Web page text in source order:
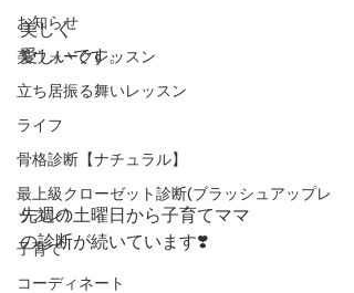
お知らせ
美ウォークレッスン
立ち居振る舞いレッスン
ライフ
骨格診断【ナチュラル】
最上級クローゼット診断(ブラッシュアップレ
ッスン)
子育て
コーディネート
美しく
愛しいです。
先週の土曜日から子育てママ
の診断が続いています❣️